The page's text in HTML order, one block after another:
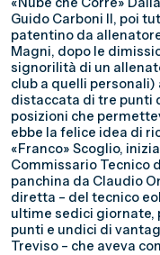
Guido Carboni II, poi
patentino da
Magni, dopo le
signorilità di un
club a quelli personali)
distaccata di tre punti
posizioni che
ebbe la felice idea di
«Franco» Scoglio,
Commissario Tecnico
panchina da Claudio
diretta – del tecnico
ultime sedici giornate,
punti e undici di
Treviso – che aveva